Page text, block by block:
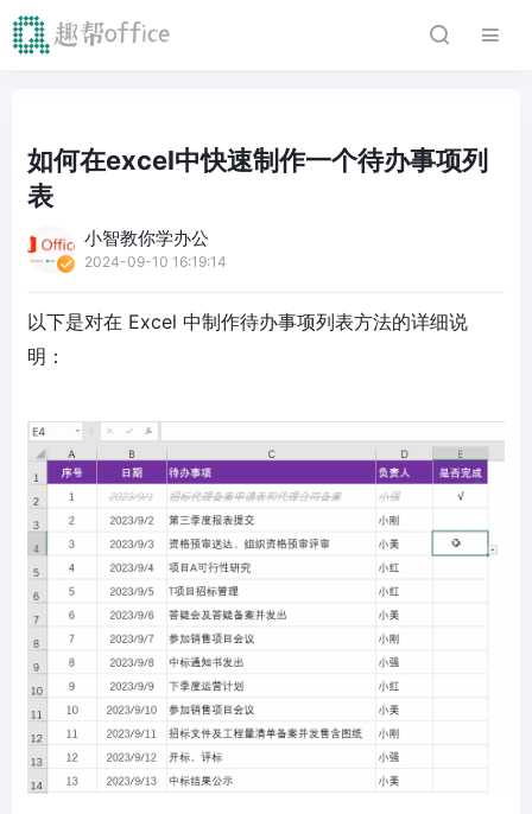
如何在excel中快速制作一个待办事项列
表
小智教你学办公
2024-09-10 16:19:14
以下是对在 Excel 中制作待办事项列表方法的详细说
明：